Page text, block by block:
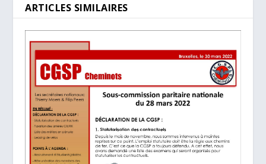
ARTICLES SIMILAIRES